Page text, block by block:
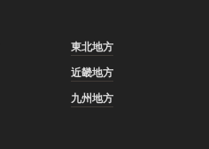
東北地方
近畿地方
九州地方